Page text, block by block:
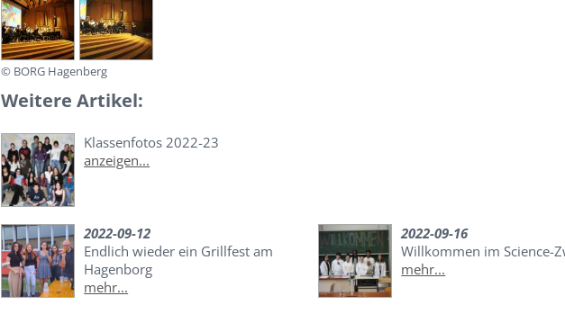
© BORG Hagenberg
Weitere Artikel:
Klassenfotos 2022-23
anzeigen...
2022-09-12
Endlich wieder ein Grillfest am
Hagenborg
mehr...
2022-09-16
Willkommen im Science-
mehr...